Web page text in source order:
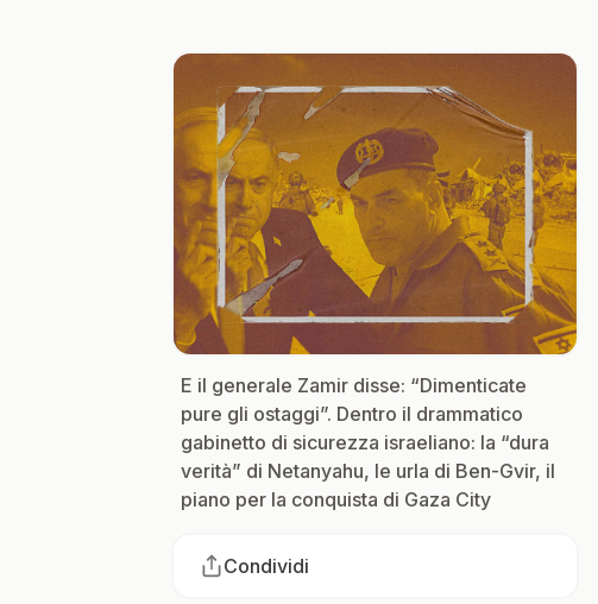
E il generale Zamir disse: “Dimenticate
pure gli ostaggi”. Dentro il drammatico
gabinetto di sicurezza israeliano: la “dura
verità” di Netanyahu, le urla di Ben-Gvir, il
piano per la conquista di Gaza City
Condividi